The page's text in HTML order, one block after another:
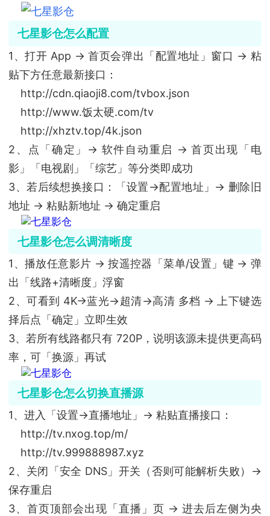
七星影仓怎么配置
1、打开 App → 首页会弹出「配置地址」窗口 → 粘
贴下方任意最新接口：
http://cdn.qiaoji8.com/tvbox.json
http://www.饭太硬.com/tv
http://xhztv.top/4k.json
2、点「确定」→ 软件自动重启 → 首页出现「电
影」「电视剧」「综艺」等分类即成功
3、若后续想换接口：「设置→配置地址」→ 删除旧
地址 → 粘贴新地址 → 确定重启
七星影仓怎么调清晰度
1、播放任意影片 → 按遥控器「菜单/设置」键 → 弹
出「线路+清晰度」浮窗
2、可看到 4K→蓝光→超清→高清 多档 → 上下键选
择后点「确定」立即生效
3、若所有线路都只有 720P，说明该源未提供更高码
率，可「换源」再试
七星影仓怎么切换直播源
1、进入「设置→直播地址」→ 粘贴直播接口：
http://tv.nxog.top/m/
http://tv.999888987.xyz
2、关闭「安全 DNS」开关（否则可能解析失败）→
保存重启
3、首页顶部会出现「直播」页 → 进去后左侧为央